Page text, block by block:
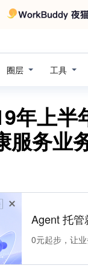
圈层 工具
年上
服务业
Agent 托
0元起步，让